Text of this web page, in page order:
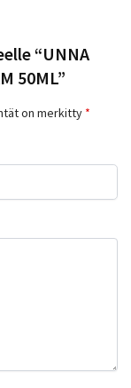
“UNNA
50ML”
on merkitty *